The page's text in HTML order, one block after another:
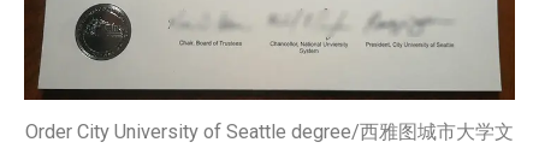
Order City University of Seattle degree/西雅图城市大学文